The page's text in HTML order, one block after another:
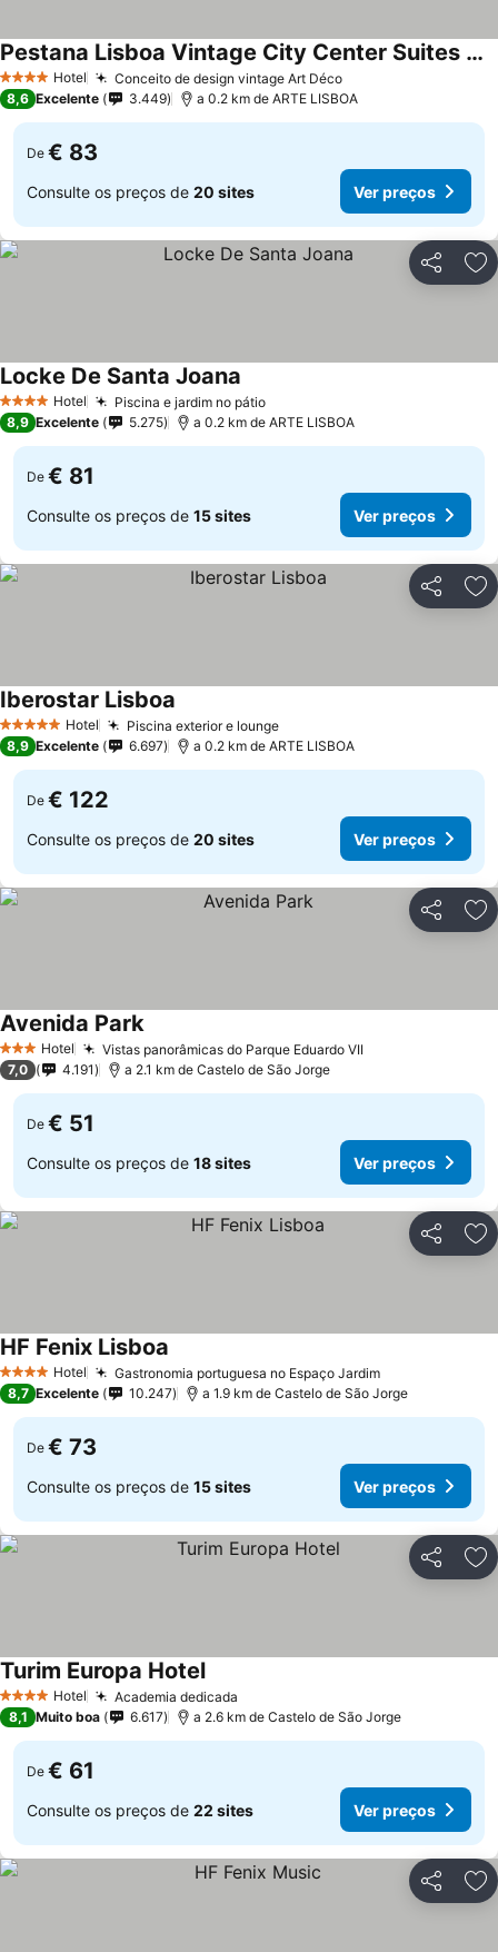
4 EstrelasHotel Conceito de design vintage Art DécoVer preços
Pestana Lisboa Vintage City Center Suites Hotel
Ver preços
8,6 Excelente 3.449 a 0.2 km de ARTE LISBOA
De € 83
Consulte os preços de 20 sites Ver preços
Partilhar
4 EstrelasHotel Piscina e jardim no pátioVer preços
Locke De Santa Joana
8,9 Excelente 5.275 a 0.2 km de ARTE LISBOA
De € 81
Consulte os preços de 15 sites Ver preços
Partilhar
5 Estrelas Hotel Piscina exterior e loungeVer preços
Iberostar Lisboa
8,9 Excelente 6.697 a 0.2 km de ARTE LISBOA
De € 122
Consulte os preços de 20 sites Ver preços
Partilhar
3 EstrelasHotel Vistas panorâmicas do Parque Eduardo VIIVer preços
Avenida ParkVer preços
7,0 4.191 a 2.1 km de Castelo de São Jorge
De € 51
Consulte os preços de 18 sites Ver preços
Partilhar
4 EstrelasHotel Gastronomia portuguesa no Espaço JardimVer preços
HF Fenix Lisboa
8,7 Excelente 10.247 a 1.9 km de Castelo de São Jorge
De € 73
Consulte os preços de 15 sites Ver preços
Partilhar
4 EstrelasHotel Academia dedicada
Turim Europa HotelVer preços
8,1 Muito boa 6.617 a 2.6 km de Castelo de São Jorge
De € 61
Consulte os preços de 22 sites Ver preços
Partilhar